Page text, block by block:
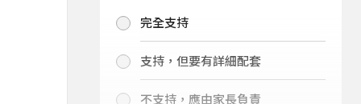
你支持老師適度管教學生嗎？
完全支持
支持，但要有詳細配套
不支持，應由家長負責